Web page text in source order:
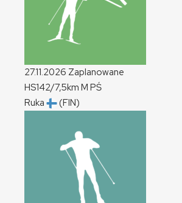
27.11.2026 Zaplanowane
HS142/7,5km M PŚ
Ruka
(FIN)